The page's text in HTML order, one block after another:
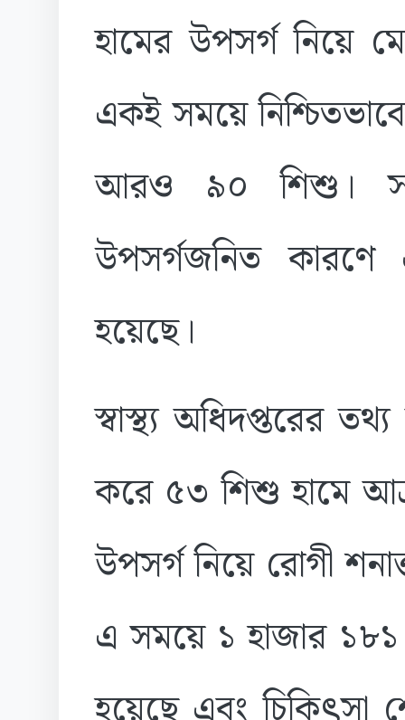
হামের উপসর্গ নিয়ে
একই সময়ে
আরও ৯০ শিশু।
উপসর্গজনিত
হয়েছে।
স্বাস্থ্য অধিদপ্তরের
করে ৫৩ শিশু হামে
উপসর্গ নিয়ে রোগী
এ সময়ে ১ হাজার ১৮১